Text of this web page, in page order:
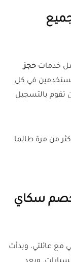
خدمات حجز
في كل
تقوم بالتسجيل
من مرة طالما
خصم سكاي
عائلتي، وبدأت